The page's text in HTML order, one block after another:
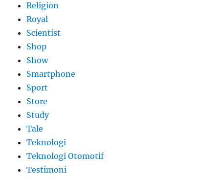
Religion
Royal
Scientist
Shop
Show
Smartphone
Sport
Store
Study
Tale
Teknologi
Teknologi Otomotif
Testimoni